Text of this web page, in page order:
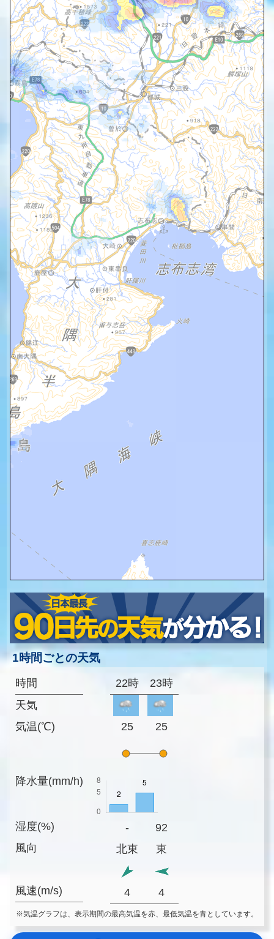
1時間ごとの天気
時間
天気
気温(℃)
降水量(mm/h)
湿度(%)
風向
風速(m/s)
22時 23時
25 25
-
92
北東
東
4 4
※気温グラフは、表示期間の最高気温を赤、最低気温を青としています。